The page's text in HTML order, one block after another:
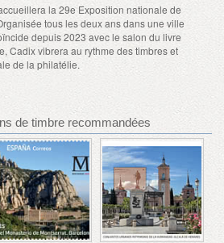
la 29e Exposition nationale de
tous les deux ans dans une ville
depuis 2023 avec le salon du livre
Cadix vibrera au rythme des timbres et
de la philatélie.
de timbre recommandées